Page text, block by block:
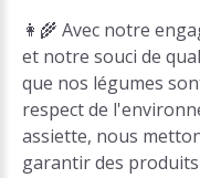
👩‍🌾 Avec notre
et notre souci de
que nos légumes
respect de
assiette, nous
garantir des